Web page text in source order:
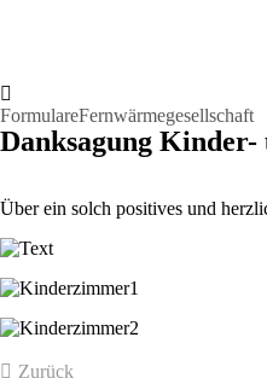
FormulareFernwärmegesellschaft
Danksagung Kinder-
Über ein solch positives und
Zurück